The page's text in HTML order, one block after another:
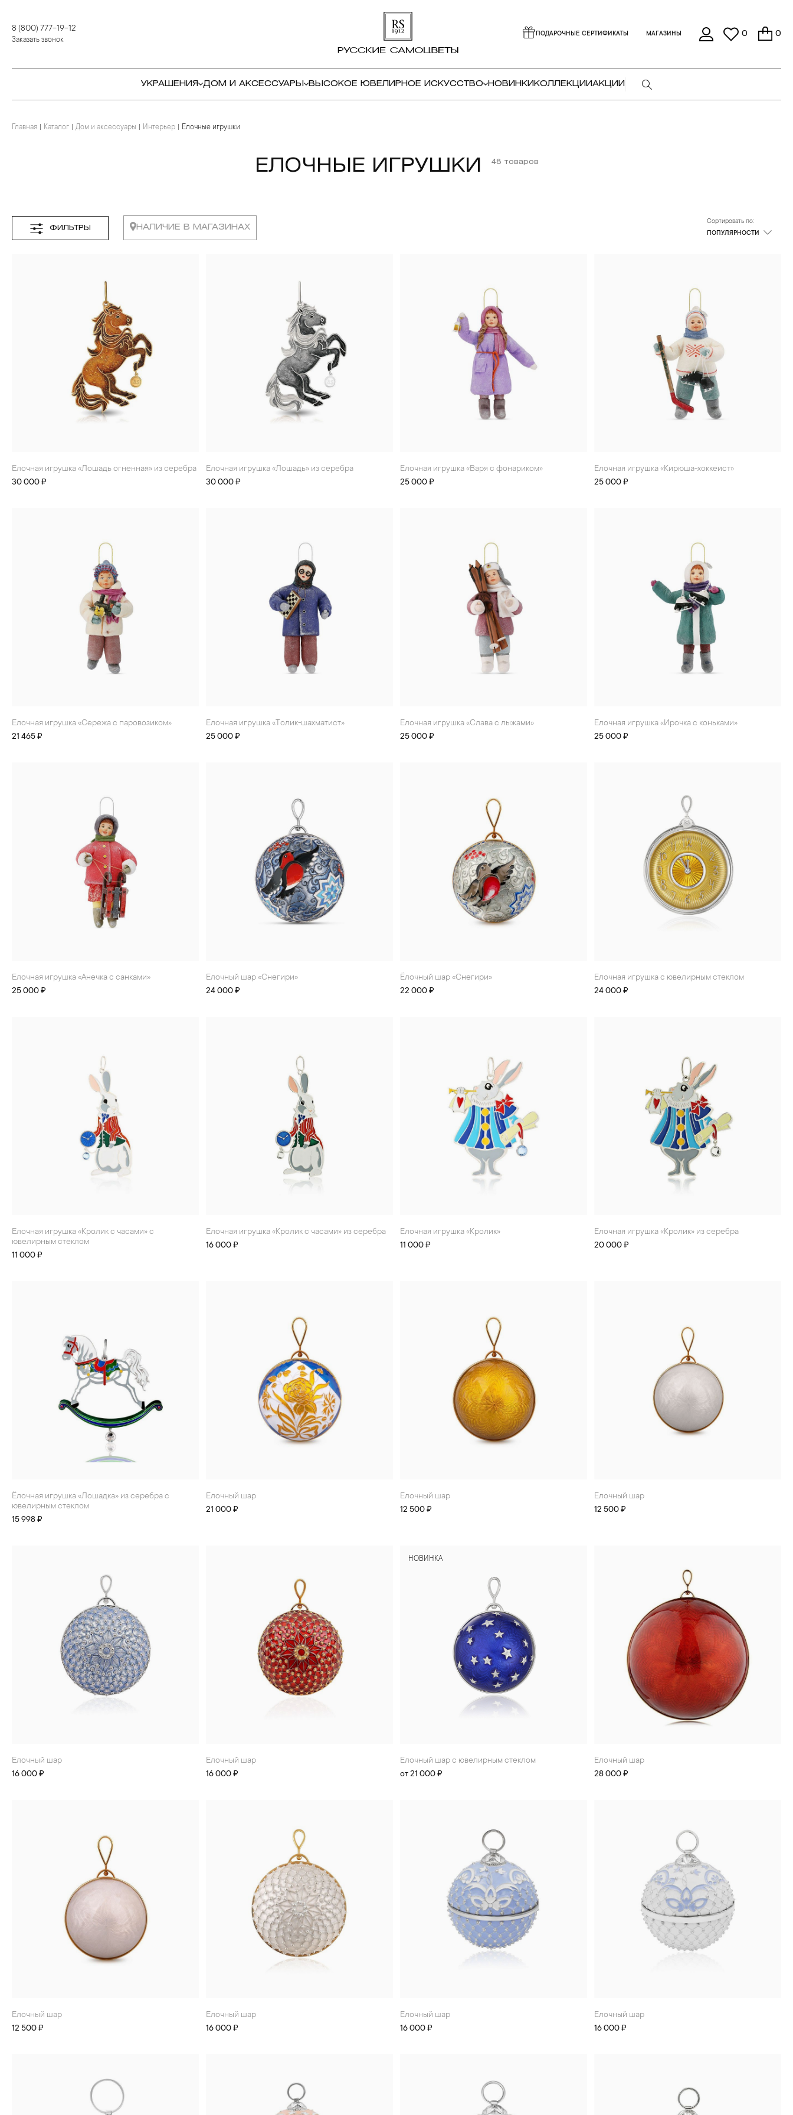
8 (800) 777-19-12
Заказать звонок
ПОДАРОЧНЫЕ СЕРТИФИКАТЫ МАГАЗИНЫ 0 0
УКРАШЕНИЯ
КОЛЬЦА
КОЛЬЕ
ДОМ И АКСЕССУАРЫ
СТОЛОВЫЕ ПРИБОРЫ
БАР
ХРУСТАЛЬ И ФАРФОР
ВЫСОКОЕ ЮВЕЛИРНОЕ ИСКУССТВО
КОЛЬЦА
БРОШИ
НОВИНКИ КОЛЛЕКЦИИАКЦИИ
Главная Каталог Дом и аксессуары Интерьер Елочные игрушки
ЕЛОЧНЫЕ ИГРУШКИ 48 товаров
ФИЛЬТРЫ НАЛИЧИЕ В МАГАЗИНАХ
Сортировать по:
ПОПУЛЯРНОСТИ
Елочная игрушка «Лошадь огненная» из серебра
30 000 ₽
Елочная игрушка «Лошадь» из серебра
30 000 ₽
Елочная игрушка «Варя с фонариком»
25 000 ₽
Елочная игрушка «Кирюша-хоккеист»
25 000 ₽
Елочная игрушка «Сережа с паровозиком»
21 465 ₽
Елочная игрушка «Толик-шахматист»
25 000 ₽
Елочная игрушка «Слава с лыжами»
25 000 ₽
Елочная игрушка «Ирочка с коньками»
25 000 ₽
Елочная игрушка «Анечка с санками»
25 000 ₽
Елочный шар «Снегири»
24 000 ₽
Ёлочный шар «Снегири»
22 000 ₽
Елочная игрушка с ювелирным стеклом
24 000 ₽
Елочная игрушка «Кролик с часами» с
ювелирным стеклом
11 000 ₽
Елочная игрушка «Кролик с часами» из серебра
16 000 ₽
Елочная игрушка «Кролик»
11 000 ₽
Елочная игрушка «Кролик» из серебра
20 000 ₽
Ёлочная игрушка «Лошадка» из серебра с
ювелирным стеклом
15 998 ₽
Елочный шар
21 000 ₽
Елочный шар
12 500 ₽
Елочный шар
12 500 ₽
Елочный шар
16 000 ₽
Елочный шар
16 000 ₽
НОВИНКА
Елочный шар с ювелирным стеклом
от 21 000 ₽
Елочный шар
28 000 ₽
Елочный шар
12 500 ₽
Елочный шар
16 000 ₽
Елочный шар
16 000 ₽
Елочный шар
16 000 ₽